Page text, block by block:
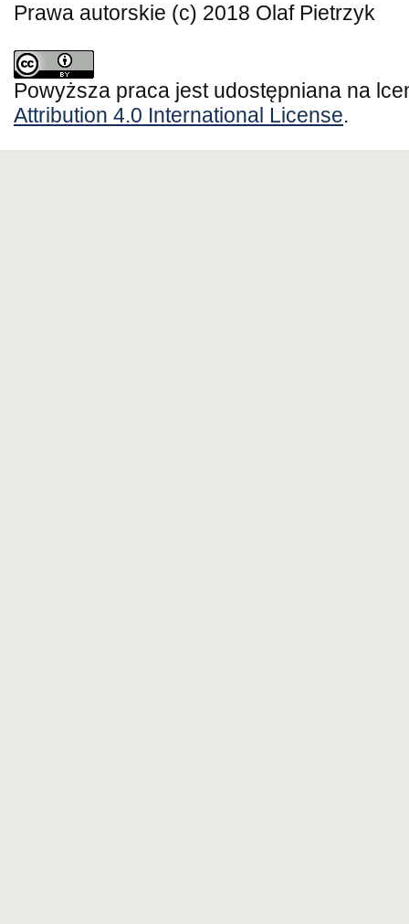
Prawa autorskie (c) 2018 Olaf Pietrzyk
Powyższa praca jest udostępniana na
Attribution 4.0 International License.